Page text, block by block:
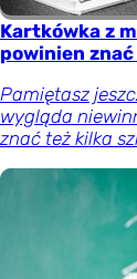
Kartkówka z
powinien
Pamiętasz
wygląda
znać też kilka